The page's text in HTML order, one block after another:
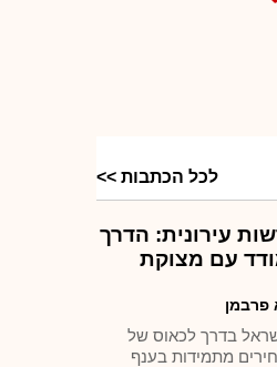
לכל הכתבות >>
עירונית: הדרך
עם מצוקת
פרבמן
בדרך לכאוס של
מתמידות בענף